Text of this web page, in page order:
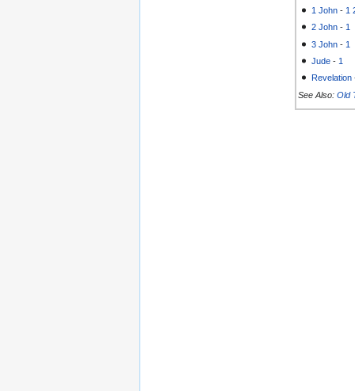
1 John - 1
2 John -1
3 John - 1
Jude - 1
Revelation
See Also: Old